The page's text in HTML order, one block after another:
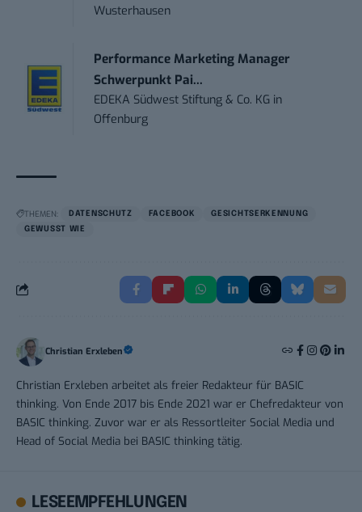
Wusterhausen
Performance Marketing Manager
Schwerpunkt Pai...
EDEKA Südwest Stiftung & Co. KG in
Offenburg
THEMEN: DATENSCHUTZ FACEBOOK
GESICHTSERKENNUNG
GEWUSST WIE
Christian Erxleben
Christian Erxleben arbeitet als freier Redakteur für BASIC
thinking. Von Ende 2017 bis Ende 2021 war er Chefredakteur von
BASIC thinking. Zuvor war er als Ressortleiter Social Media und
Head of Social Media bei BASIC thinking tätig.
LESEEMPFEHLUNGEN